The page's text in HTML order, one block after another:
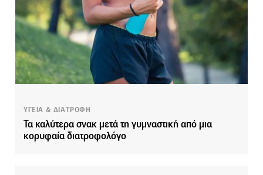
ΥΓΕΙΑ & ΔΙΑΤΡΟΦΗ
Τα καλύτερα σνακ μετά τη γυμναστική από μια
κορυφαία διατροφολόγο